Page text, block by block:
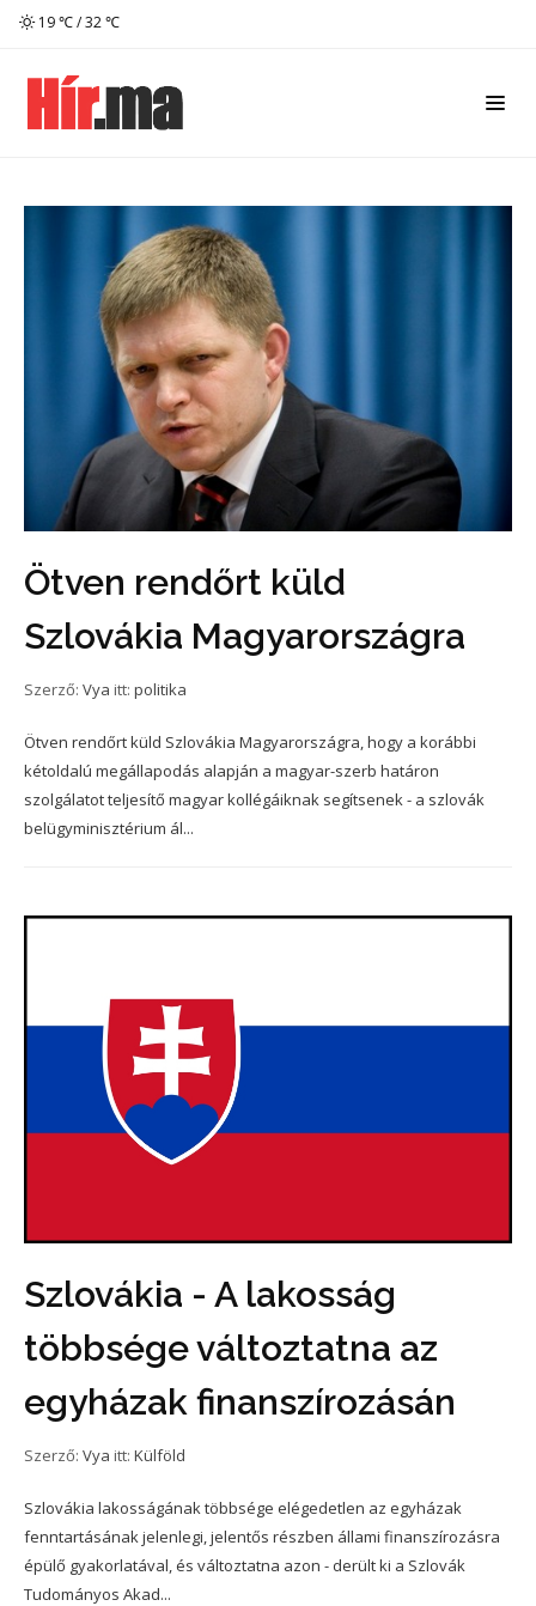
19 ℃ / 32 ℃
Ötven rendőrt küld
Szlovákia Magyarországra
Szerző: Vya itt: politika
Ötven rendőrt küld Szlovákia Magyarországra, hogy a korábbi
kétoldalú megállapodás alapján a magyar-szerb határon
szolgálatot teljesítő magyar kollégáiknak segítsenek - a szlovák
belügyminisztérium ál...
Szlovákia - A lakosság
többsége változtatna az
egyházak finanszírozásán
Szerző: Vya itt: Külföld
Szlovákia lakosságának többsége elégedetlen az egyházak
fenntartásának jelenlegi, jelentős részben állami finanszírozásra
épülő gyakorlatával, és változtatna azon - derült ki a Szlovák
Tudományos Akad...